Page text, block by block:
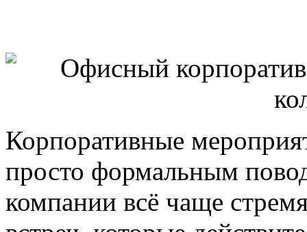
Корпоративные
просто формальным
компании всё чаще